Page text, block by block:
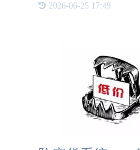
了食品的安全性，还为农
2026-06-25 17:49